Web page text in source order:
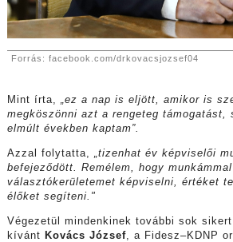
Forrás: facebook.com/drkovacsjozsef04
Mint írta, „ez a nap is eljött, amikor is
megköszönni azt a rengeteg támogatást,
elmúlt években kaptam”.
Azzal folytatta, „tizenhat év képviselői
befejeződött. Remélem, hogy
választókerületemet képviselni, értéket
élőket segíteni."
Végezetül mindenkinek további sok
kívánt Kovács József, a Fidesz–KDNP